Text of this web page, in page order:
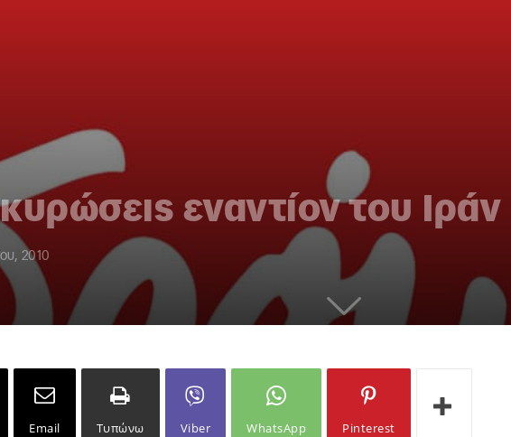
εναντίον του Ιράν
2010
Email Τυπώνω Viber WhatsApp Pinterest